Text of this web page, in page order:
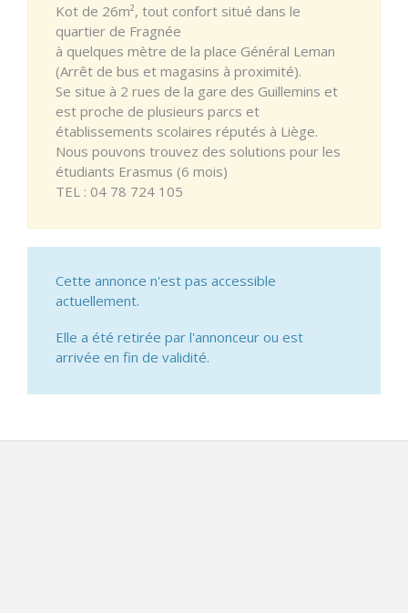
Kot de 26m², tout confort situé dans le
quartier de Fragnée
à quelques mètre de la place Général Leman
(Arrêt de bus et magasins à proximité).
Se situe à 2 rues de la gare des Guillemins et
est proche de plusieurs parcs et
établissements scolaires réputés à Liège.
Nous pouvons trouvez des solutions pour les
étudiants Erasmus (6 mois)
TEL : 04 78 724 105
Cette annonce n'est pas accessible
actuellement.
Elle a été retirée par l'annonceur ou est
arrivée en fin de validité.